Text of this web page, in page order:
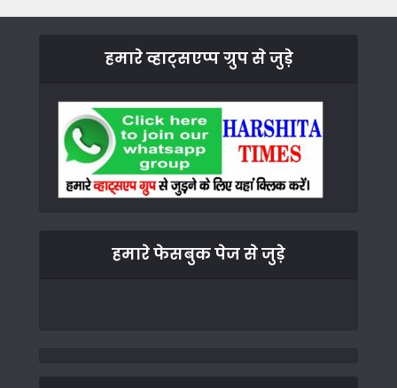
हमारे व्हाट्सएप्प ग्रुप से जुड़े
हमारे फेसबुक पेज से जुड़े